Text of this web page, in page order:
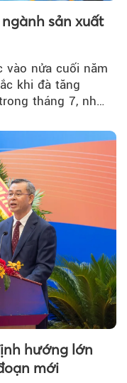
sản xuất
vào nửa cuối năm
khi đà tăng
tháng 7, nhờ
phục hồi.
hướng lớn
mới